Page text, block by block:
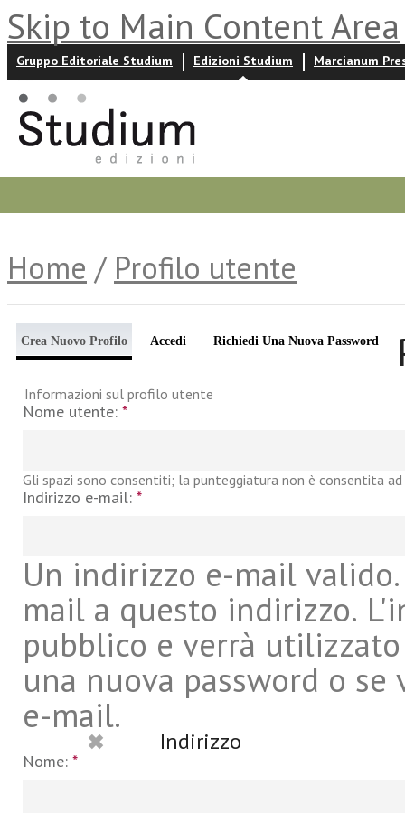
Skip to Main Content Area
Gruppo Editoriale Studium Edizioni Studium Marcianum
Home / Profilo utente
Crea Nuovo Profilo Accedi Richiedi Una Nuova Password
Informazioni sul profilo utente
Nome utente: *
Gli spazi sono consentiti; la punteggiatura non è consentita
Indirizzo e-mail: *
Un indirizzo e-mail
mail a questo indirizzo.
pubblico e verrà
una nuova password o
e-mail.
Indirizzo
Nome: *